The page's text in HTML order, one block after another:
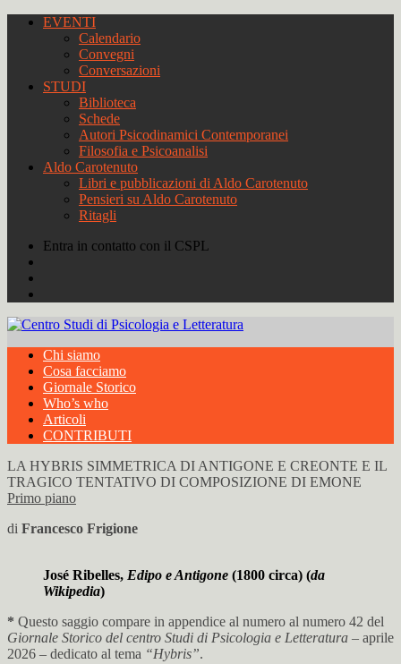
EVENTI
Calendario
Convegni
Conversazioni
STUDI
Biblioteca
Schede
Autori Psicodinamici Contemporanei
Filosofia e Psicoanalisi
Aldo Carotenuto
Libri e pubblicazioni di Aldo Carotenuto
Pensieri su Aldo Carotenuto
Ritagli
Entra in contatto con il CSPL
Chi siamo
Cosa facciamo
Giornale Storico
Who’s who
Articoli
CONTRIBUTI
LA HYBRIS SIMMETRICA DI ANTIGONE E CREONTE E IL
TRAGICO TENTATIVO DI COMPOSIZIONE DI EMONE
Primo piano
di Francesco Frigione
José Ribelles, Edipo e Antigone (1800 circa) (da
Wikipedia)
* Questo saggio compare in appendice al numero al numero 42 del
Giornale Storico del centro Studi di Psicologia e Letteratura – aprile
2026 – dedicato al tema “Hybris”.